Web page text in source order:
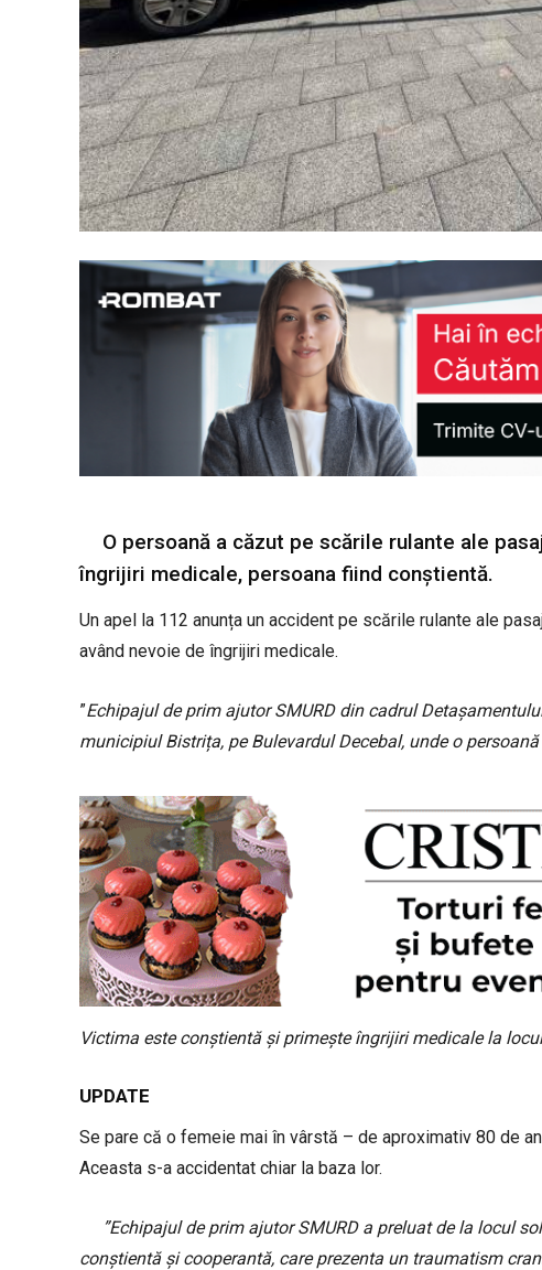
O persoană a căzut pe scările rulante ale
îngrijiri medicale, persoana fiind conștientă.
Un apel la 112 anunța un accident pe scările rulante ale
având nevoie de îngrijiri medicale.
”Echipajul de prim ajutor SMURD din cadrul
municipiul Bistrița, pe Bulevardul Decebal, unde o
Victima este conștientă și primește îngrijiri medicale la
UPDATE
Se pare că o femeie mai în vârstă – de aproximativ 80 de
Aceasta s-a accidentat chiar la baza lor.
”Echipajul de prim ajutor SMURD a preluat de la locul
conștientă și cooperantă, care prezenta un traumatism